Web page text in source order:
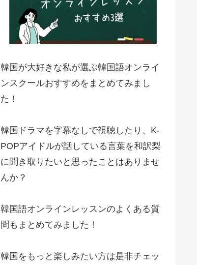
韓国が大好きな私が選ぶ韓国語オンライ
ンスクールおすすめをまとめてみまし
た！
韓国ドラマを字幕なしで視聴したり、K-
POPアイドルが話している言葉を和訳梨
に聞き取りたいと思ったことはありませ
んか？
韓国語オンラインレッスンのよくある質
問もまとめてみました！
韓国をもっと楽しみたい方は是非チェッ